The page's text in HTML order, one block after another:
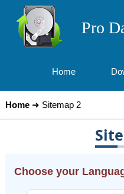
Pro
Home
Home➜ Sitemap 2
Choose your